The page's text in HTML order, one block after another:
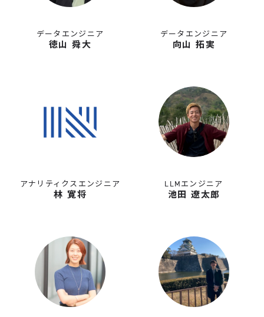
データエンジニア
徳山 舜大
データエンジニア
向山 拓実
アナリティクスエンジニア
林 寛将
LLMエンジニア
池田 遼太郎